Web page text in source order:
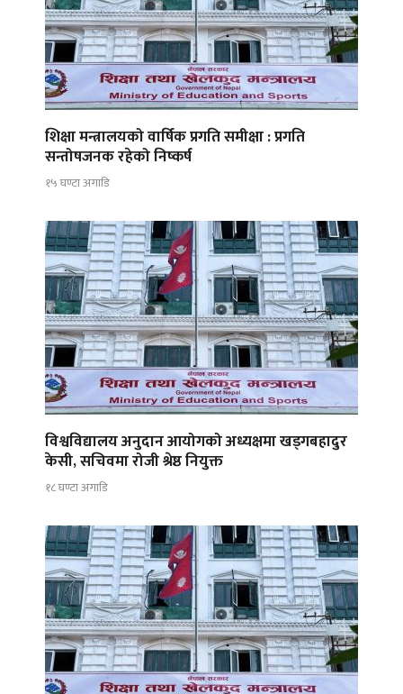
शिक्षा मन्त्रालयको वार्षिक प्रगति समीक्षा : प्रगति
सन्तोषजनक रहेको निष्कर्ष
१५ घण्टा अगाडि
विश्वविद्यालय अनुदान आयोगको अध्यक्षमा खड्गबहादुर
केसी, सचिवमा रोजी श्रेष्ठ नियुक्त
१८ घण्टा अगाडि